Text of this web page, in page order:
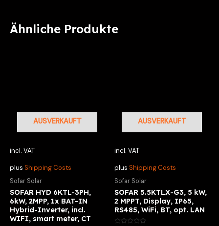
Ähnliche Produkte
AUSVERKAUFT
incl. VAT
plus Shipping Costs
Sofar Solar
SOFAR HYD 6KTL-3PH,
6kW, 2MPP, 1x BAT-IN
Hybrid-Inverter, incl.
WIFI, smart meter, CT
AUSVERKAUFT
incl. VAT
plus Shipping Costs
Sofar Solar
SOFAR 5.5KTLX-G3, 5 kW,
2 MPPT, Display, IP65,
RS485, WiFi, BT, opt. LAN